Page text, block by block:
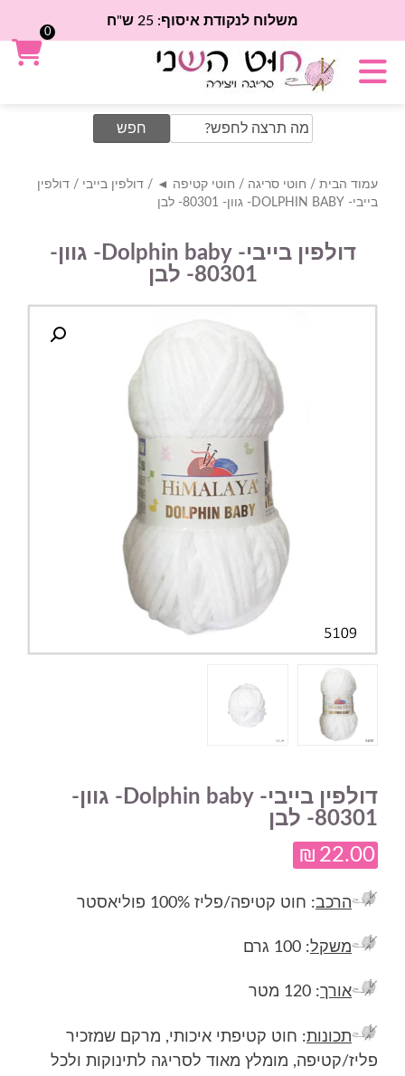
משלוח לנקודת איסוף: 25 ש"ח
Search
for:
עמוד הבית / חוטי סריגה / חוטי קטיפה ◄ / דולפין בייבי / דולפין
בייבי- DOLPHIN BABY- גוון- 80301- לבן
דולפין בייבי- Dolphin baby- גוון-
80301- לבן
דולפין בייבי- Dolphin baby- גוון-
80301- לבן
₪ 22.00
הרכב: חוט קטיפה/פליז 100% פוליאסטר
משקל: 100 גרם
אורך: 120 מטר
תכונות: חוט קטיפתי איכותי, מרקם שמזכיר
פליז/קטיפה, מומלץ מאוד לסריגה לתינוקות ולכל
0